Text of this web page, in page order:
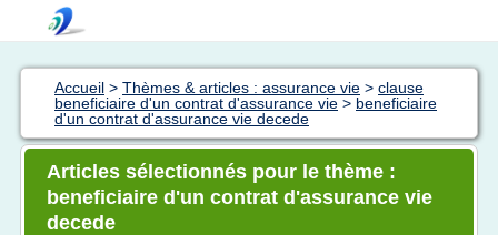
Accueil > Thèmes & articles : assurance vie > clause
beneficiaire d'un contrat d'assurance vie > beneficiaire
d'un contrat d'assurance vie decede
Articles sélectionnés pour le thème :
beneficiaire d'un contrat d'assurance vie
decede